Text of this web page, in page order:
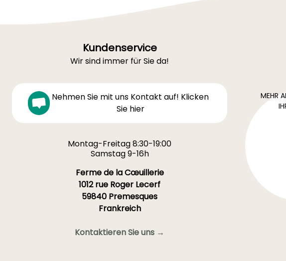
Kundenservice
Wir sind immer für Sie da!
Nehmen Sie mit uns Kontakt auf! Klicken
Sie hier
Montag-Freitag 8:30-19:00
Samstag 9-16h
Ferme de la Cœuillerie
1012 rue Roger Lecerf
59840 Premesques
Frankreich
Kontaktieren Sie uns →
MEHR